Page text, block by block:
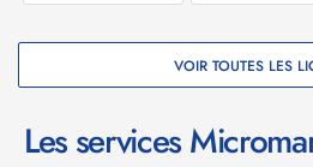
VOIR TOUTES LES
Les services